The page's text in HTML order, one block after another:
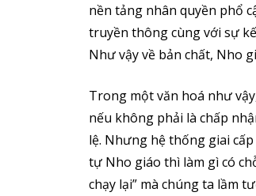
nền tảng nhân quyền phổ
truyền thông cùng với sự
Như vậy về bản chất, Nho
Trong một văn hoá như
nếu không phải là chấp
lệ. Nhưng hệ thống giai
tự Nho giáo thì làm gì có
chạy lại” mà chúng ta lầm